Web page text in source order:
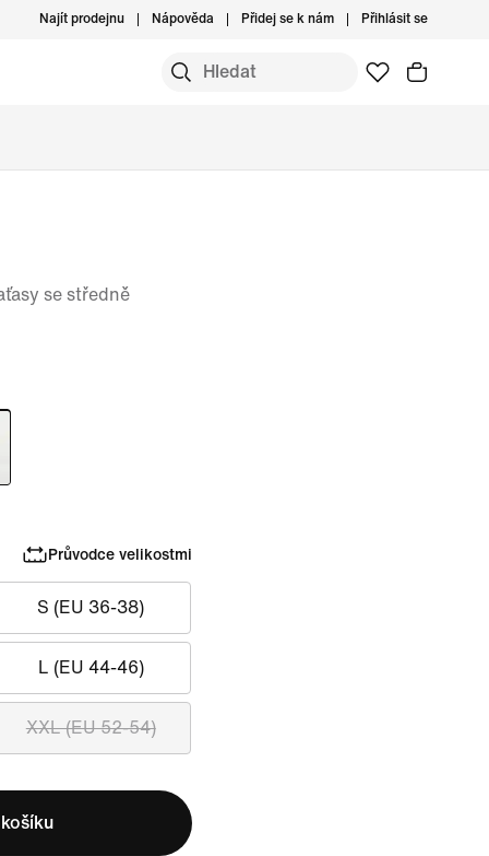
Najít prodejnu Nápověda Přidej se k nám Přihlásit se
se středně
Průvodce velikostmi
S (EU 36-38)
L (EU 44-46)
XXL (EU 52-54)